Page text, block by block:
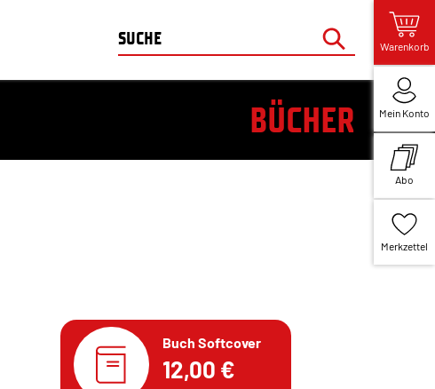
Warenkorb
Mein Konto
Abo
Merkzettel
BÜCHER
Buch Softcover
12,00 €